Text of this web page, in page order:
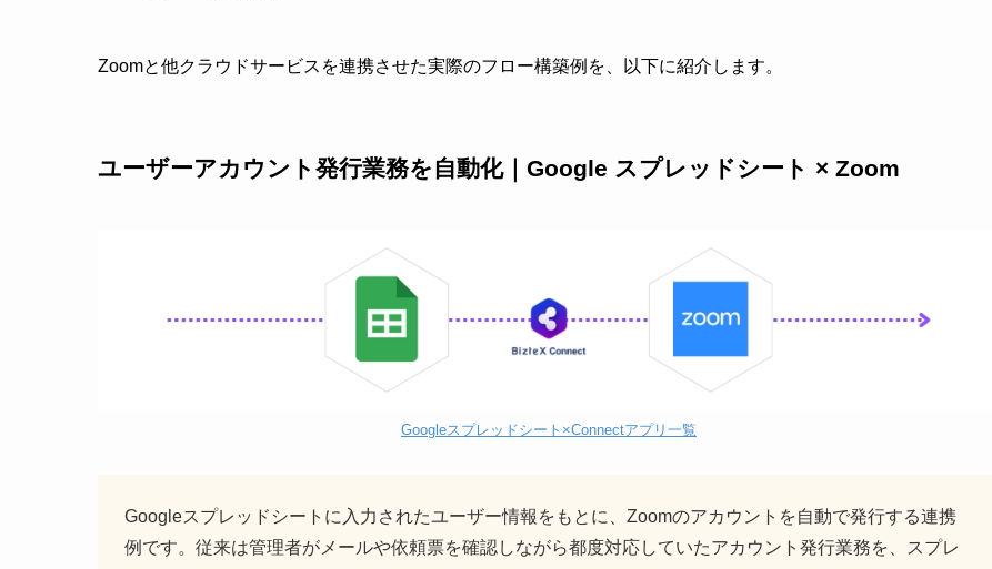
Zoomと他クラウドサービスを連携させた実際のフロー構築例を、以下に紹介します。
ユーザーアカウント発行業務を自動化｜Google スプレッドシート × Zoom
Googleスプレッドシート×Connectアプリ一覧
Googleスプレッドシートに入力されたユーザー情報をもとに、Zoomのアカウントを自動で発行する連携
例です。従来は管理者がメールや依頼票を確認しながら都度対応していたアカウント発行業務を、スプレ